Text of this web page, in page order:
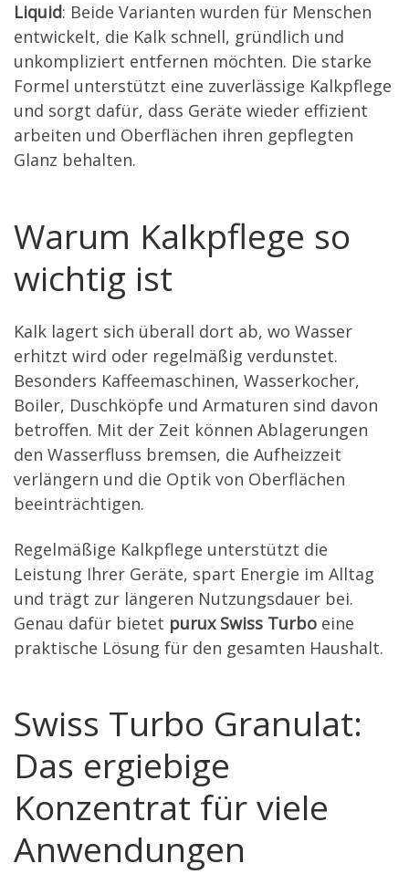
Liquid: Beide Varianten wurden für Menschen
entwickelt, die Kalk schnell, gründlich und
unkompliziert entfernen möchten. Die starke
Formel unterstützt eine zuverlässige Kalkpflege
und sorgt dafür, dass Geräte wieder effizient
arbeiten und Oberflächen ihren gepflegten
Glanz behalten.
Warum Kalkpflege so
wichtig ist
Kalk lagert sich überall dort ab, wo Wasser
erhitzt wird oder regelmäßig verdunstet.
Besonders Kaffeemaschinen, Wasserkocher,
Boiler, Duschköpfe und Armaturen sind davon
betroffen. Mit der Zeit können Ablagerungen
den Wasserfluss bremsen, die Aufheizzeit
verlängern und die Optik von Oberflächen
beeinträchtigen.
Regelmäßige Kalkpflege unterstützt die
Leistung Ihrer Geräte, spart Energie im Alltag
und trägt zur längeren Nutzungsdauer bei.
Genau dafür bietet purux Swiss Turbo eine
praktische Lösung für den gesamten Haushalt.
Swiss Turbo Granulat:
Das ergiebige
Konzentrat für viele
Anwendungen